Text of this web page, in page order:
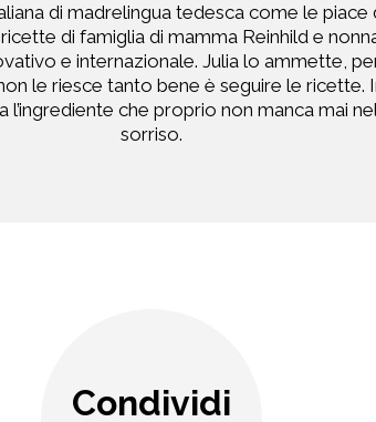
di madrelingua tedesca come le piace
di famiglia di mamma Reinhild e
e internazionale. Julia lo ammette,
le riesce tanto bene è seguire le ricette.
che proprio non manca mai
sorriso.
Condividi